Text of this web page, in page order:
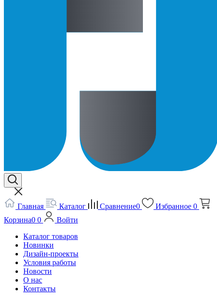
Главная Каталог Сравнение0 Избранное 0
Корзина0 0
Войти
Каталог товаров
Новинки
Дизайн-проекты
Условия работы
Новости
О нас
Контакты